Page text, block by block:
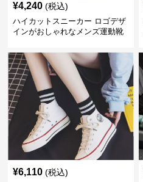
¥4,240 (税込)
ハイカットスニーカー ロゴデザ
インがおしゃれなメンズ運動靴
¥6,110 (税込)